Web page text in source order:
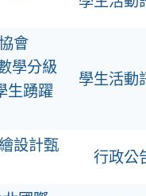
會
學分級
生踴躍
學生活動
設計甄
行政公